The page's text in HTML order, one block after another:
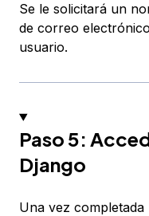
Se le solicitará un
de correo
usuario.
Paso 5:
Django
Una vez